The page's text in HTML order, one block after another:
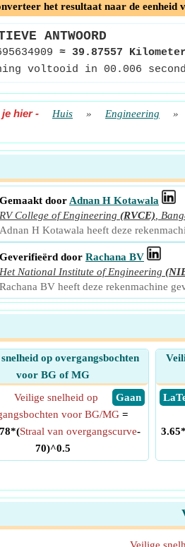
het resultaat naar de eenheid
ANTWOORD
≈ 39.87557
voltooid in 00.006
hier- Huis » Engineering »
Gemaakt door Adnan H Kotawala
RV College of Engineering (RVCE)
Adnan H Kotawala heeft deze
Geverifieërd door Rachana BV
Het National Institute of Engineering
Rachana BV heeft deze rekenmachine
op overgangsbochten
voor BG of MG
​ Gaan
Veilige snelheid op
voor BG/MG =
Straal van overgangscurve-
70)^0.5